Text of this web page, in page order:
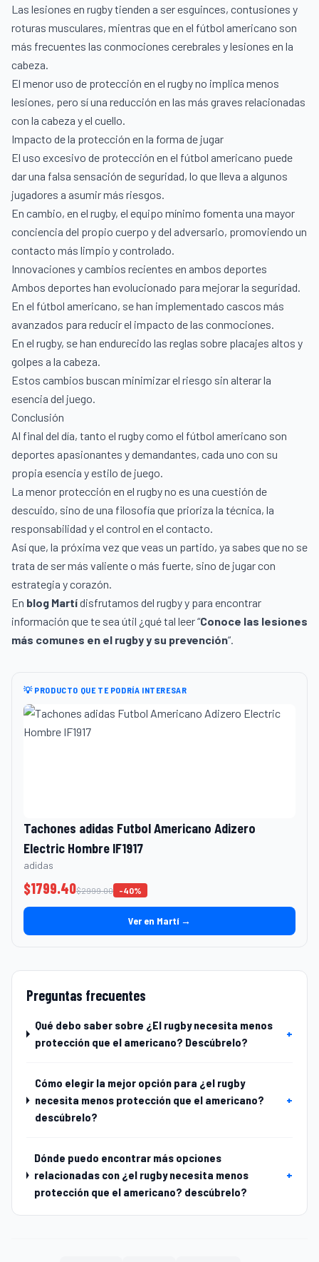
Las lesiones en rugby tienden a ser esguinces, contusiones y
roturas musculares, mientras que en el fútbol americano son
más frecuentes las conmociones cerebrales y lesiones en la
cabeza.
El menor uso de protección en el rugby no implica menos
lesiones, pero sí una reducción en las más graves relacionadas
con la cabeza y el cuello.
Impacto de la protección en la forma de jugar
El uso excesivo de protección en el fútbol americano puede
dar una falsa sensación de seguridad, lo que lleva a algunos
jugadores a asumir más riesgos.
En cambio, en el rugby, el equipo mínimo fomenta una mayor
conciencia del propio cuerpo y del adversario, promoviendo un
contacto más limpio y controlado.
Innovaciones y cambios recientes en ambos deportes
Ambos deportes han evolucionado para mejorar la seguridad.
En el fútbol americano, se han implementado cascos más
avanzados para reducir el impacto de las conmociones.
En el rugby, se han endurecido las reglas sobre placajes altos y
golpes a la cabeza.
Estos cambios buscan minimizar el riesgo sin alterar la
esencia del juego.
Conclusión
Al final del día, tanto el rugby como el fútbol americano son
deportes apasionantes y demandantes, cada uno con su
propia esencia y estilo de juego.
La menor protección en el rugby no es una cuestión de
descuido, sino de una filosofía que prioriza la técnica, la
responsabilidad y el control en el contacto.
Así que, la próxima vez que veas un partido, ya sabes que no se
trata de ser más valiente o más fuerte, sino de jugar con
estrategia y corazón.
En blog Martídisfrutamos del rugby y para encontrar
información que te sea útil ¿qué tal leer “Conoce las lesiones
más comunes en el rugby y su prevención“.
💡 PRODUCTO QUE TE PODRÍA INTERESAR
Tachones adidas Futbol Americano Adizero
Electric Hombre IF1917
adidas
$1799.40$2999.00 -40%
Ver en Martí →
Preguntas frecuentes
Qué debo saber sobre ¿El rugby necesita menos
protección que el americano? Descúbrelo?
+
Cómo elegir la mejor opción para ¿el rugby
necesita menos protección que el americano?
descúbrelo?
+
Dónde puedo encontrar más opciones
relacionadas con ¿el rugby necesita menos
protección que el americano? descúbrelo?
+